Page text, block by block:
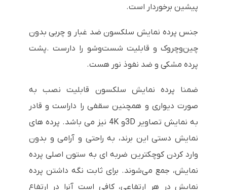
پیشین برخوردار است.
جنس پرده نمایش سلکسون ضد غبار و چربی بدون
چین‌وچروک و قابلیت شست‌وشو را دارست .پشت
پرده مشکی و ضد نفوذ نور هست.
ضمنا پرده نمایش سلکسون قابلیت نصب به
صورت دیواری و همچنین سقفی را داراست و قادر
به نمایش تصاویر 3Dو4K نیز می باشد. پرده های
نمایش دستی این برند، به راحتی و آرامی و بدون
وارد کردن کوچکترین ضربه ای به ستون اصلی پرده
نمایش، جمع می‌شوند. برای ثابت نگه داشتن پرده
نمایش در هر ارتفاعی، کافی است آنرا در ارتفاع